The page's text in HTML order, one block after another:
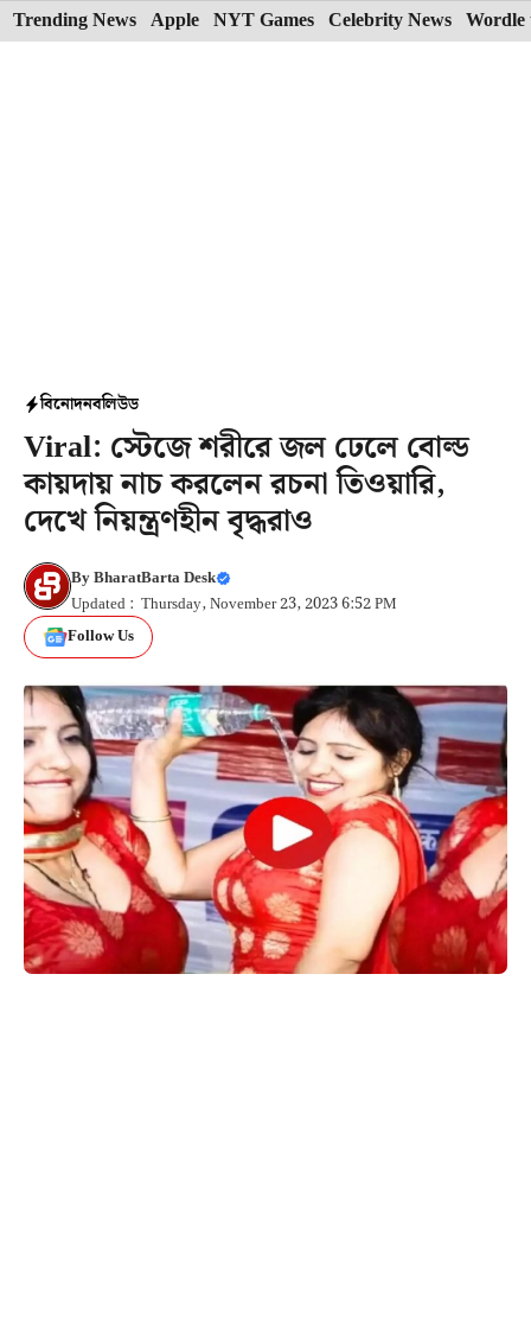
Skip
to
Trending News Apple NYT Games Celebrity News Wordle
বিনোদনবলিউড
Viral: স্টেজে শরীরে জল ঢেলে বোল্ড
কায়দায় নাচ করলেন রচনা তিওয়ারি,
দেখে নিয়ন্ত্রণহীন বৃদ্ধরাও
ByBharatBarta Desk
Updated : Thursday, November 23, 2023 6:52 PM
Follow Us